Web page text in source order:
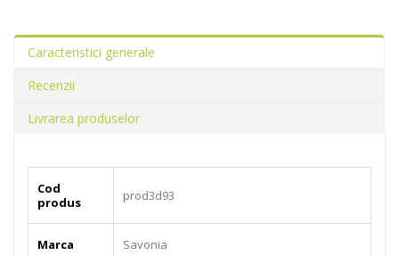
Caracteristici generale
Recenzii
Livrarea produselor
Cod
produs
prod3d93
Marca Savonia